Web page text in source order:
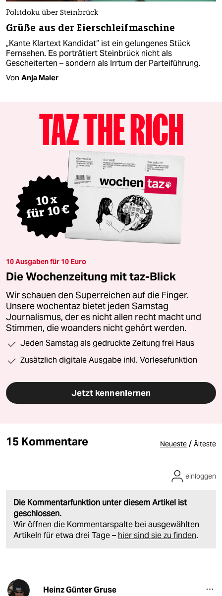
Politdoku über Steinbrück
Grüße aus der Eierschleifmaschine
„Kante Klartext Kandidat“ ist ein gelungenes Stück
Fernsehen. Es porträtiert Steinbrück nicht als
Gescheiterten – sondern als Irrtum der Parteiführung.
Von Anja Maier
10 Ausgaben für 10 Euro
Die Wochenzeitung mit taz-Blick
Wir schauen den Superreichen auf die Finger.
Unsere wochentaz bietet jeden Samstag
Journalismus, der es nicht allen recht macht und
Stimmen, die woanders nicht gehört werden.
Jeden Samstag als gedruckte Zeitung frei Haus
Zusätzlich digitale Ausgabe inkl. Vorlesefunktion
Jetzt kennenlernen
15 Kommentare Neueste / Älteste
Die Kommentarfunktion unter diesem Artikel ist
geschlossen.
Wir öffnen die Kommentarspalte bei ausgewählten
Artikeln für etwa drei Tage – hier sind sie zu finden.
einloggen
Heinz Günter Gruse